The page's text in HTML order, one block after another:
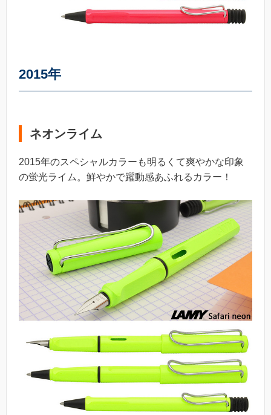
2015年
ネオンライム
2015年のスペシャルカラーも明るくて爽やかな印象
の蛍光ライム。鮮やかで躍動感あふれるカラー！